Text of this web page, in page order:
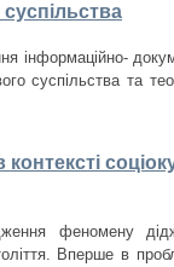
інформаційно-
суспільства та
феномену
Вперше в